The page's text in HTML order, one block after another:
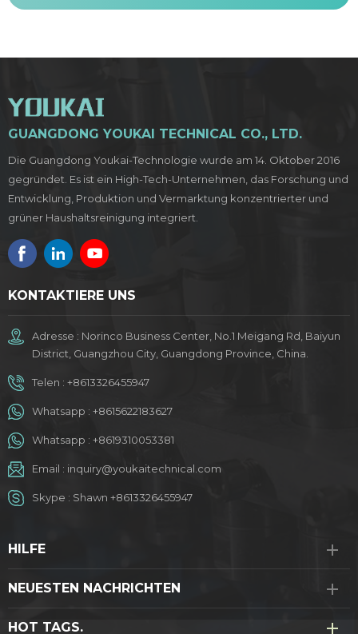
GUANGDONG YOUKAI TECHNICAL CO., LTD.
Die Guangdong Youkai-Technologie wurde am 14. Oktober 2016
gegründet. Es ist ein High-Tech-Unternehmen, das Forschung und
Entwicklung, Produktion und Vermarktung konzentrierter und
grüner Haushaltsreinigung integriert.
KONTAKTIERE UNS
Adresse : Norinco Business Center, No.1 Meigang Rd, Baiyun
District, Guangzhou City, Guangdong Province, China.
Telen : +8613326455947
Whatsapp : +8615622183627
Whatsapp : +8619310053381
Email : inquiry@youkaitechnical.com
Skype : Shawn +8613326455947
HILFE
NEUESTEN NACHRICHTEN
HOT TAGS.